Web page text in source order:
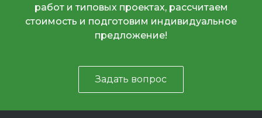
работ и типовых проектах, рассчитаем
стоимость и подготовим индивидуальное
предложение!
Задать вопрос